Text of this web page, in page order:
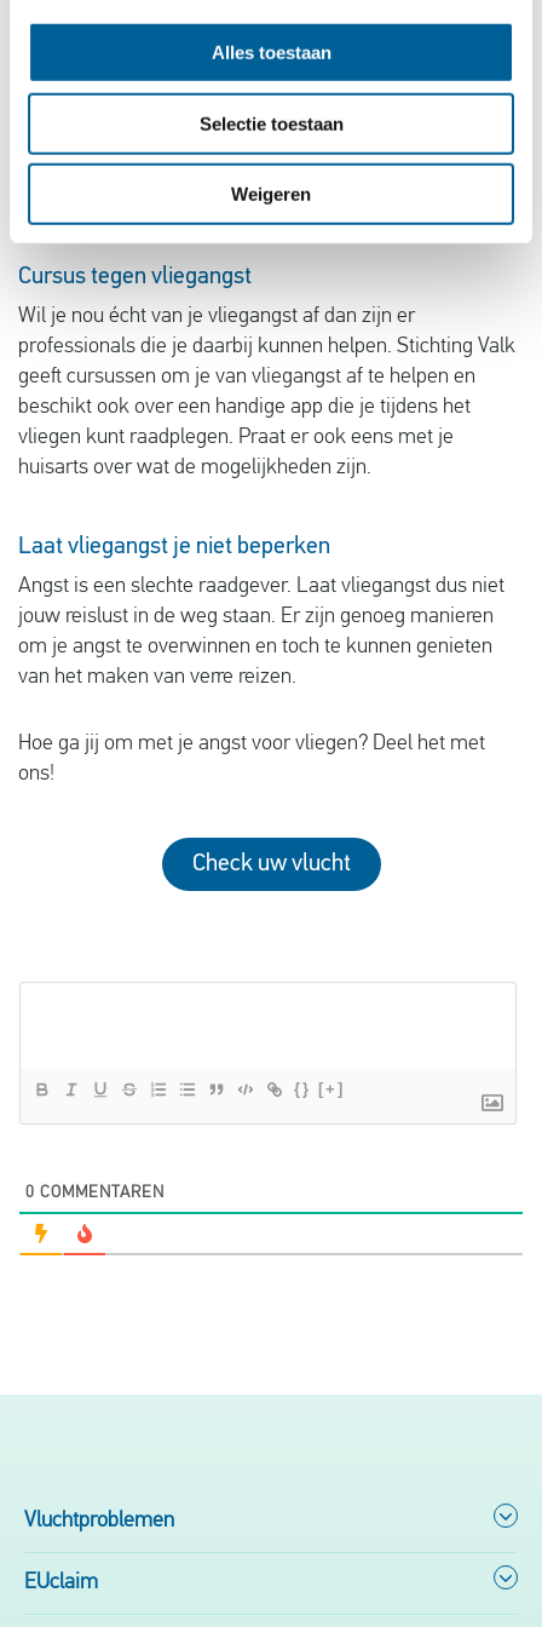
Alles toestaan
Selectie toestaan
Weigeren
Slaappillen en angstmedicatie zijn heftige medicijnen die
je alleen op recept van een arts mag gebruiken. Er zijn
apotheek kunt kopen en die je helpen om wat kalmer het
vliegtuig in te stappen. Ademhalingsoefeningen zijn ook
Cursus tegen vliegangst
Wil je nou écht van je vliegangst af dan zijn er
professionals die je daarbij kunnen helpen. Stichting Valk
geeft cursussen om je van vliegangst af te helpen en
beschikt ook over een handige app die je tijdens het
vliegen kunt raadplegen. Praat er ook eens met je
huisarts over wat de mogelijkheden zijn.
Laat vliegangst je niet beperken
Angst is een slechte raadgever. Laat vliegangst dus niet
jouw reislust in de weg staan. Er zijn genoeg manieren
om je angst te overwinnen en toch te kunnen genieten
van het maken van verre reizen.
Hoe ga jij om met je angst voor vliegen? Deel het met
ons!
Check uw vlucht
{} [+]
0 COMMENTAREN
Vluchtproblemen
EUclaim